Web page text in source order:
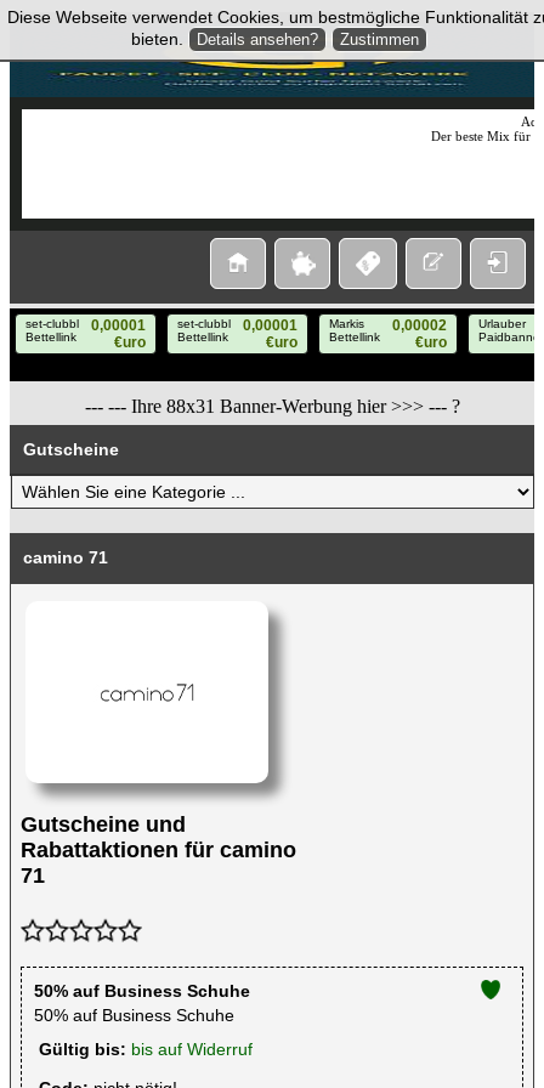
Der beste Mix für
--- --- Ihre 88x31 Banner-Werbung hier >>> --- ?
Gutscheine
camino 71
Gutscheine und
Rabattaktionen für camino
71
50% auf Business Schuhe
50% auf Business Schuhe
Gültig bis: bis auf Widerruf
Diese Webseite verwendet Cookies, um bestmögliche Funktionalität
bieten.
Details ansehen? Zustimmen